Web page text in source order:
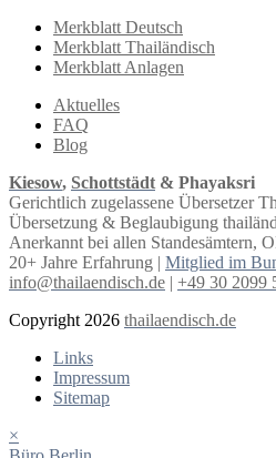
Merkblatt Deutsch
Merkblatt Thailändisch
Merkblatt Anlagen
Aktuelles
FAQ
Blog
Kiesow, Schottstädt & Phayaksri
Gerichtlich zugelassene Übersetzer
Übersetzung & Beglaubigung
Anerkannt bei allen Standesämtern,
20+ Jahre Erfahrung | Mitglied im
info@thailaendisch.de | +49 30 2099
Copyright 2026 thailaendisch.de
Links
Impressum
Sitemap
×